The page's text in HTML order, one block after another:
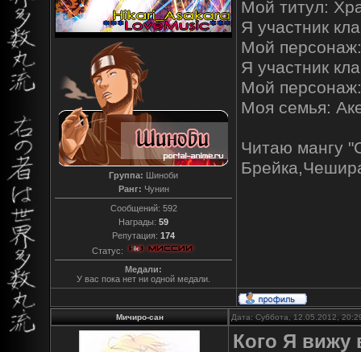
Группа: Шиноби
Ранг: Чунин
Сообщений: 592
Награды: 59
Репутация: 174
Статус:
Медали:
У вас пока нет ни одной медали.
Мой титул:
Я участник
Мой
Я участник
Мой
Моя семья:
Читаю мангу
Мичиро-сан Дата: Суббота, 12.05.2012,
Кого Я вижу